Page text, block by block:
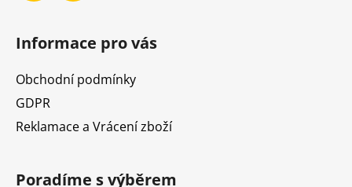
Informace pro vás
Obchodní podmínky
GDPR
Reklamace a Vrácení zboží
Poradíme s výběrem